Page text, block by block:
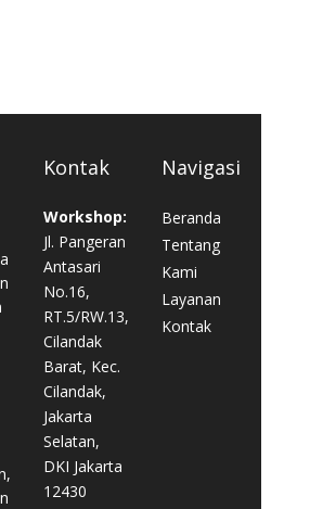
Kontak
Workshop:
Jl. Pangeran
Antasari
No.16,
RT.5/RW.13,
Cilandak
Barat, Kec.
Cilandak,
Jakarta
Selatan,
DKI Jakarta
12430
Navigasi
Beranda
Tentang
Kami
Layanan
Kontak